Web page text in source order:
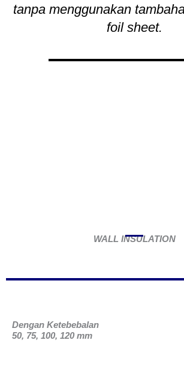
tanpa menggunakan
foil sheet.
WALL INSULATION
Dengan Ketebebalan
50, 75, 100, 120 mm